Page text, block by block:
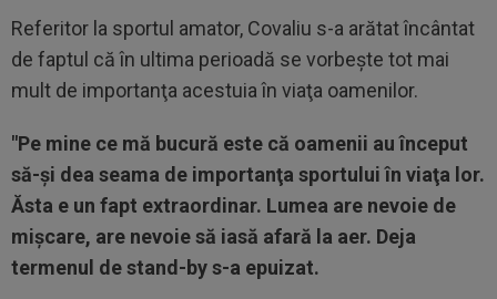
Referitor la sportul amator, Covaliu s-a arătat încântat
de faptul că în ultima perioadă se vorbeşte tot mai
mult de importanţa acestuia în viaţa oamenilor.
"Pe mine ce mă bucură este că oamenii au început
să-şi dea seama de importanţa sportului în viaţa lor.
Ăsta e un fapt extraordinar. Lumea are nevoie de
mişcare, are nevoie să iasă afară la aer. Deja
termenul de stand-by s-a epuizat.